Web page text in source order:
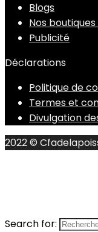
Blogs
Nos
Publicité
Déclarations
Politique de
Termes et
Divulgation
2022 ©
Search for: